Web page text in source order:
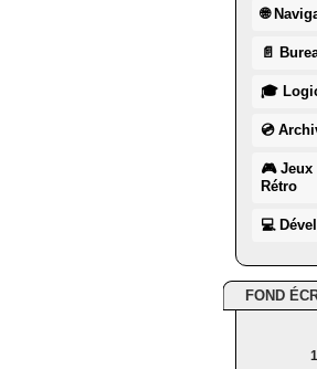
🌐
📄
🎓
💿
🎮 Jeux
Rétro
💻
FOND